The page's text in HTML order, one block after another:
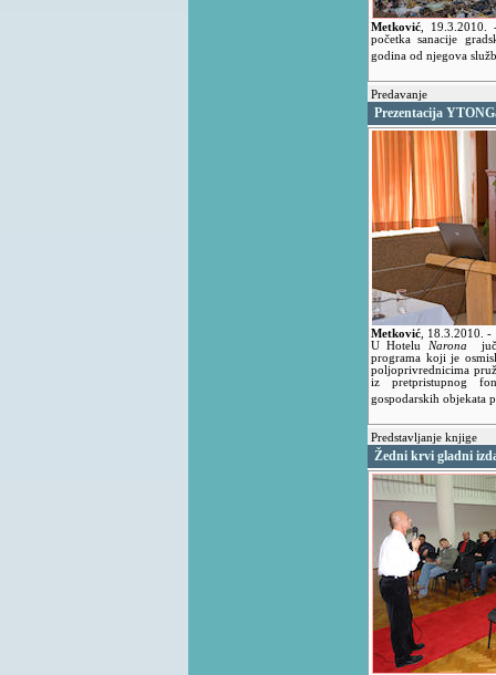
Metković 19.3.2010.
početka sanacije
godina od njegova
Predavanje
Prezentacija
Metković 18.3.2010. -
U Hotelu
Narona
programa koji je
poljoprivrednicima
iz pretpristupnog
gospodarskih objekata
Predstavljanje knjige
Žedni krvi gladni